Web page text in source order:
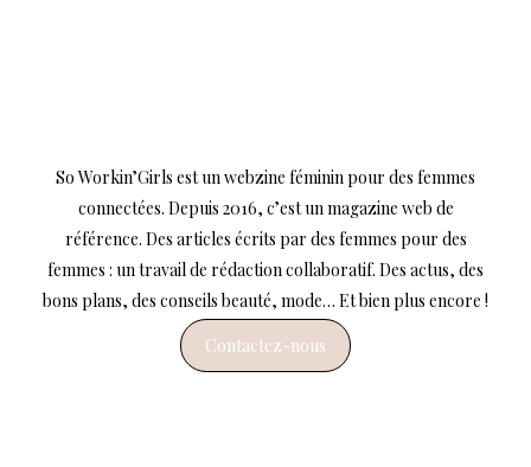
So Workin’Girls est un webzine féminin pour des femmes
connectées. Depuis 2016, c’est un magazine web de
référence. Des articles écrits par des femmes pour des
femmes : un travail de rédaction collaboratif. Des actus, des
bons plans, des conseils beauté, mode… Et bien plus encore !
Contactez-nous